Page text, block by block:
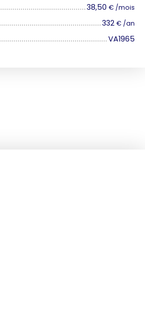
38,50 € /mois
332 € /an
VA1965